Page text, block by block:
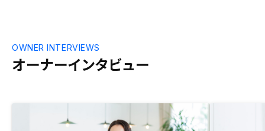
オーナーインタビュー
OWNER INTERVIEWS